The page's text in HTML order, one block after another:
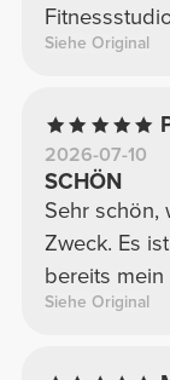
Siehe Original
2026-07-10
SCHÖN
Sehr schön,
Zweck. Es
bereits mein
Siehe Original